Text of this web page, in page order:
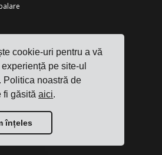
cookie-uri pentru a vă
pe site-ul
. Politica noastră de
fi găsităaici.
înțeles